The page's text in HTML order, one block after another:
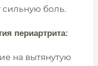
сильную боль.
периартрита:
на вытянутую